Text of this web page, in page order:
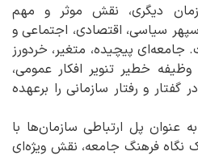
دیگری، نقش موثر و مهم
سپهر سیاسی، اقتصادی، اجتماعی و
جامعه‌ای پیچیده، متغیر، خردورز
خطیر تنویر افکار عمومی،
گفتار و رفتار سازمانی را برعهده
عنوان پل ارتباطی سازمان‌ها با
نگاه فرهنگ جامعه، نقش ویژه‌ای